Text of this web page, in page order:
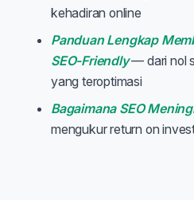
kehadiran online
Panduan Lengkap
SEO-Friendly— dari nol
yang teroptimasi
Bagaimana SEO
mengukur return on